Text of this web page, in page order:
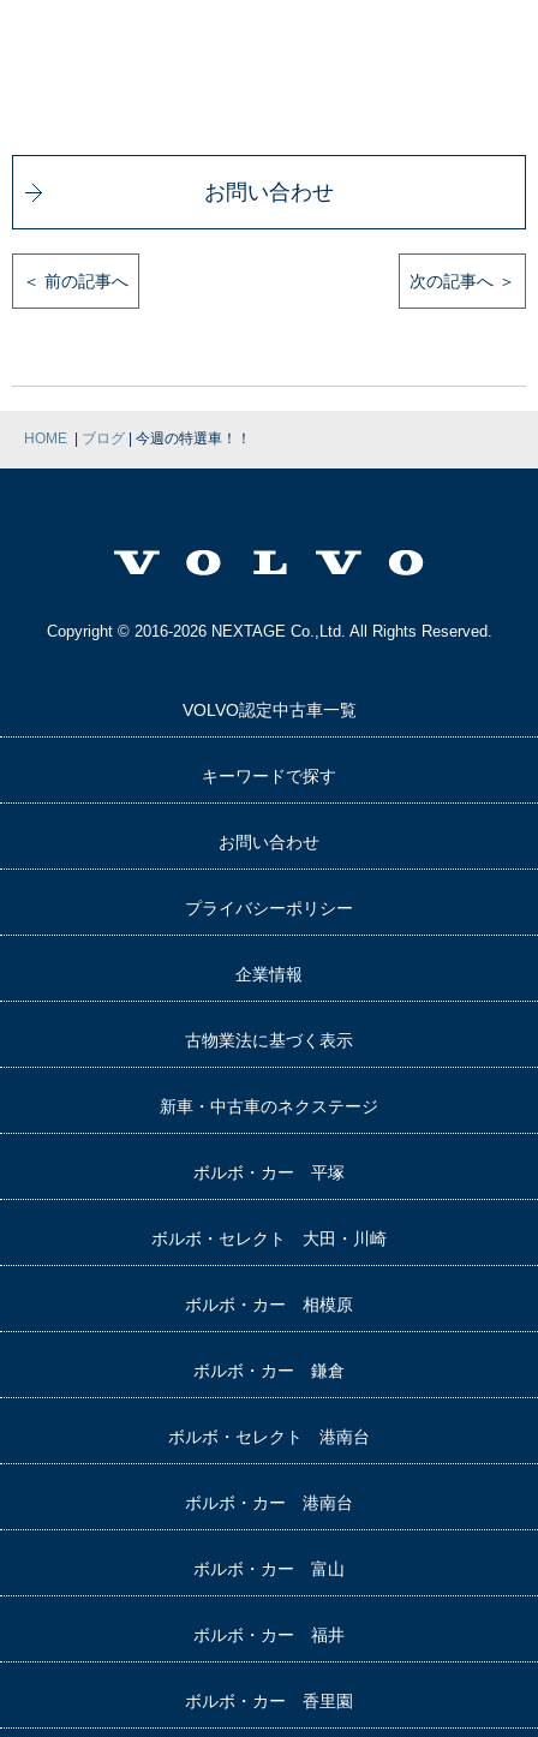
お問い合わせ
＜ 前の記事へ 次の記事へ ＞
HOME | ブログ | 今週の特選車！！
Copyright © 2016-2026 NEXTAGE Co.,Ltd. All Rights Reserved.
VOLVO認定中古車一覧
キーワードで探す
お問い合わせ
プライバシーポリシー
企業情報
古物業法に基づく表示
新車・中古車のネクステージ
ボルボ・カー 平塚
ボルボ・セレクト 大田・川崎
ボルボ・カー 相模原
ボルボ・カー 鎌倉
ボルボ・セレクト 港南台
ボルボ・カー 港南台
ボルボ・カー 富山
ボルボ・カー 福井
ボルボ・カー 香里園